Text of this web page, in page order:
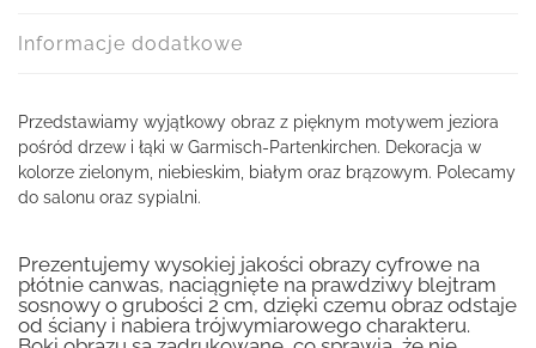
Informacje dodatkowe
Przedstawiamy wyjątkowy obraz z pięknym motywem jeziora
pośród drzew i łąki w Garmisch-Partenkirchen. Dekoracja w
kolorze zielonym, niebieskim, białym oraz brązowym. Polecamy
do salonu oraz sypialni.
Prezentujemy wysokiej jakości obrazy cyfrowe na
płótnie canwas, naciągnięte na prawdziwy blejtram
sosnowy o grubości 2 cm, dzięki czemu obraz odstaje
od ściany i nabiera trójwymiarowego charakteru.